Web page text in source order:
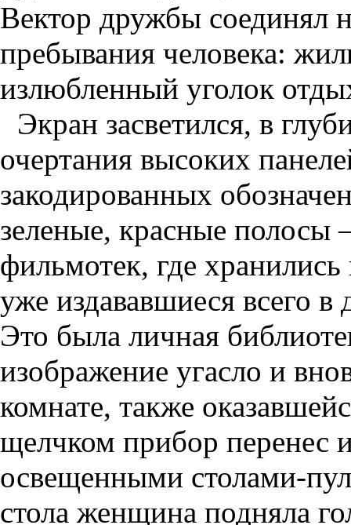
Вектор дружбы соединял
пребывания человека:
излюбленный уголок
Экран засветился, в
очертания высоких
закодированных
зеленые, красные полосы
фильмотек, где
уже издававшиеся всего в
Это была личная
изображение угасло и
комнате, также
щелчком прибор перенес
освещенными столами-
стола женщина подняла